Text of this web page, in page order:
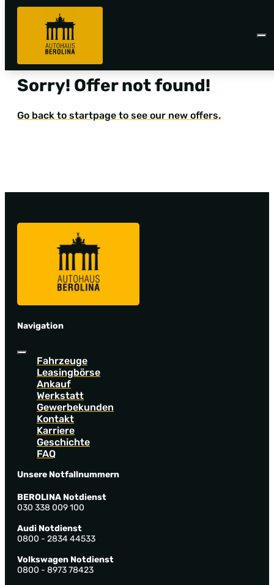
Sorry! Offer not found!
Go back to startpage to see our new offers.
Navigation
Fahrzeuge
Leasingbörse
Ankauf
Werkstatt
Gewerbekunden
Kontakt
Karriere
Geschichte
FAQ
Unsere Notfallnummern
BEROLINA Notdienst
030 338 009 100
Audi Notdienst
0800 - 2834 44533
Volkswagen Notdienst
0800 - 8973 78423